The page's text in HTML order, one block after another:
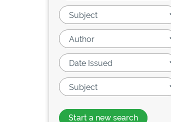
Start a new search